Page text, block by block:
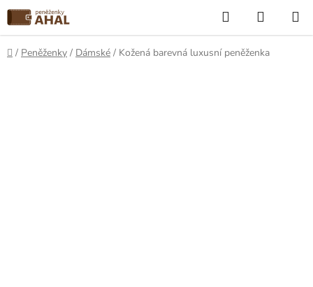
Přejít
na
obsah
Hledat
KOŠÍK
Domů
/ Peněženky / Dámské / Kožená barevná luxusní peněženka